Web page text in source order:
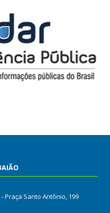
Praça Santo Antônio, 199